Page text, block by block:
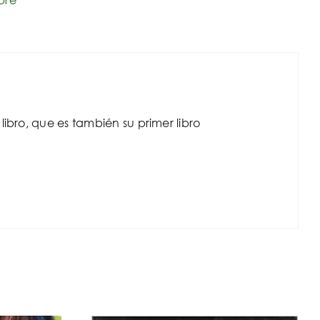
que es también su primer libro